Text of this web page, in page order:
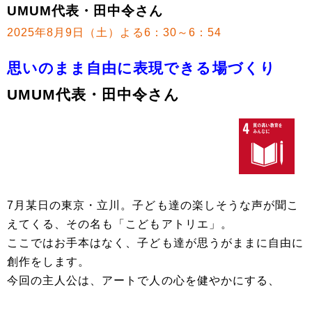
UMUM代表・田中令さん
2025年8月9日（土）よる6：30～6：54
思いのまま自由に表現できる場づくり
UMUM代表・田中令さん
7月某日の東京・立川。子ども達の楽しそうな声が聞こ
えてくる、その名も「こどもアトリエ」。
ここではお手本はなく、子ども達が思うがままに自由に
創作をします。
今回の主人公は、アートで人の心を健やかにする、